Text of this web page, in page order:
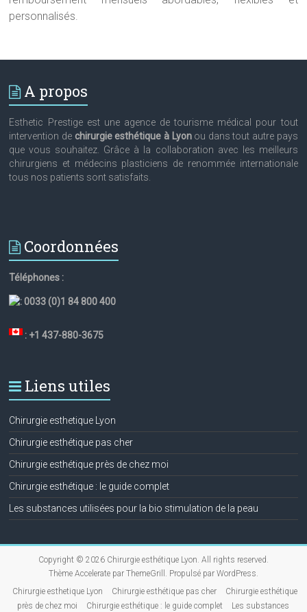
personnalisés.
A propos
Esthetic Prestige est une agence de tourisme médical pour tout
intervention de chirurgie esthétique à Lyonou dans tout autre pays
que vous souhaitez. Grâce à la collaboration avec les meilleurs
chirurgiens et médecins plasticiens de renommée internationale
tous nos patients sont satisfaits.
Coordonnées
Téléphones :
:0033 (0)1 84 800 400
: +1 437-880-3675
Liens utiles
Chirurgie esthetique Lyon
Chirurgie esthétique pas cher
Chirurgie esthétique près de chez moi
Chirurgie esthétique : le guide complet
Les substances utilisées pour la bio stimulation de la peau
Copyright © 2026 Chirurgie esthétique Lyon . All rights reserved.
Thème Acceleratepar ThemeGrill. Propulsé par WordPress
Chirurgie esthetique Lyon
Chirurgie esthétique pas cher
Chirurgie esthétique
près de chez moi
Chirurgie esthétique : le guide complet Les substances